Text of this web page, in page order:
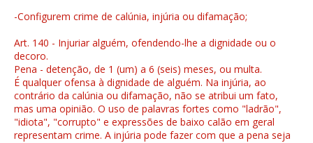
-Configurem crime de calúnia, injúria ou difamação;
Art. 140 - Injuriar alguém, ofendendo-lhe a dignidade ou o
decoro.
Pena - detenção, de 1 (um) a 6 (seis) meses, ou multa.
É qualquer ofensa à dignidade de alguém. Na injúria, ao
contrário da calúnia ou difamação, não se atribui um fato,
mas uma opinião. O uso de palavras fortes como "ladrão",
"idiota", "corrupto" e expressões de baixo calão em geral
representam crime. A injúria pode fazer com que a pena seja